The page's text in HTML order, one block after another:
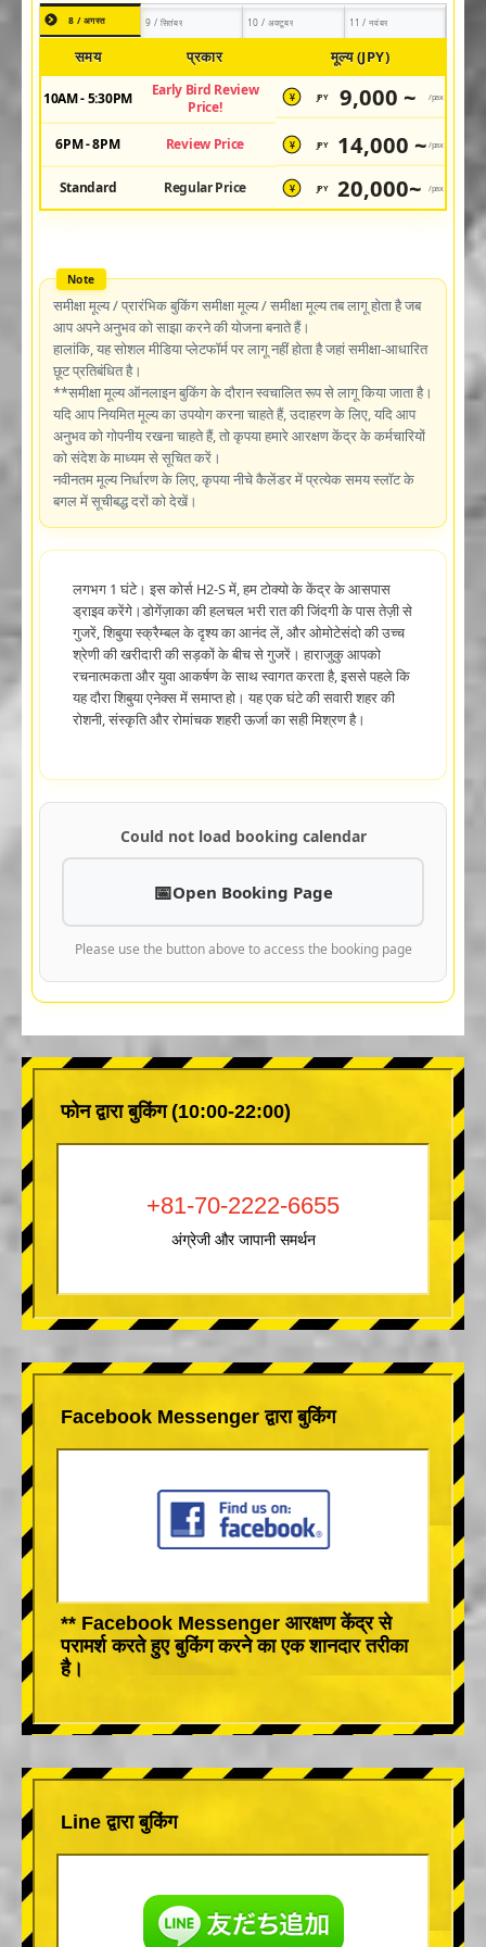
8 / अगस्त 9 / सितंबर 10 / अक्टूबर 11 / नवंबर
समय प्रकार मूल्य (JPY)
10AM - 5:30PM
Early Bird Review
Price!
¥ JPY 9,000 ~ /pax
6PM - 8PM Review Price ¥ JPY 14,000 ~ /pax
Standard Regular Price ¥ JPY 20,000~ /pax
समीक्षा मूल्य / प्रारंभिक बुकिंग समीक्षा मूल्य / समीक्षा मूल्य तब लागू होता है जब
आप अपने अनुभव को साझा करने की योजना बनाते हैं।
हालांकि, यह सोशल मीडिया प्लेटफॉर्म पर लागू नहीं होता है जहां समीक्षा-आधारित
छूट प्रतिबंधित है।
**समीक्षा मूल्य ऑनलाइन बुकिंग के दौरान स्वचालित रूप से लागू किया जाता है।
यदि आप नियमित मूल्य का उपयोग करना चाहते हैं, उदाहरण के लिए, यदि आप
अनुभव को गोपनीय रखना चाहते हैं, तो कृपया हमारे आरक्षण केंद्र के कर्मचारियों
को संदेश के माध्यम से सूचित करें।
नवीनतम मूल्य निर्धारण के लिए, कृपया नीचे कैलेंडर में प्रत्येक समय स्लॉट के
बगल में सूचीबद्ध दरों को देखें।
लगभग 1 घंटे। इस कोर्स H2-S में, हम टोक्यो के केंद्र के आसपास
ड्राइव करेंगे।डोगेंज़ाका की हलचल भरी रात की जिंदगी के पास तेज़ी से
गुजरें, शिबुया स्क्रैम्बल के दृश्य का आनंद लें, और ओमोटेसंदो की उच्च
श्रेणी की खरीदारी की सड़कों के बीच से गुजरें। हाराजुकु आपको
रचनात्मकता और युवा आकर्षण के साथ स्वागत करता है, इससे पहले कि
यह दौरा शिबुया एनेक्स में समाप्त हो। यह एक घंटे की सवारी शहर की
रोशनी, संस्कृति और रोमांचक शहरी ऊर्जा का सही मिश्रण है।
Could not load booking calendar
Open Booking Page
Please use the button above to access the booking page
फोन द्वारा बुकिंग (10:00-22:00)
+81-70-2222-6655
अंग्रेजी और जापानी समर्थन
Facebook Messenger द्वारा बुकिंग
** Facebook Messenger आरक्षण केंद्र से
परामर्श करते हुए बुकिंग करने का एक शानदार तरीका
है।
Line द्वारा बुकिंग